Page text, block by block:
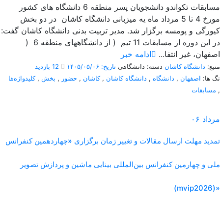
مسابقات تکواندو دانشجویان پسر منطقه 6 دانشگاه های کشور
مورخ 4 تا 5 مرداد ماه یه میزبانی دانشگاه کاشان در دو بخش
کیورگی و پومسه برگزار شد. مدیر تربیت بدنی دانشگاه کاشان گفت:
در این دوره از مسابقات 11 تیم ( از دانشگاههای منطقه 6 (
اصفهان، غیر انتفا...
ادامه خبر
منبع: دانشگاه کاشان دسته: دانشگاهی تاریخ: ۱۴۰۵/۰۵/۰۶
تگ ها: اصفهان , دانشگاه , دانشگاه کاشان ,کاشان , حضور , بخش ,کلیدواژه‌ها
مسابقات ,
۰۶ مرداد
تمدید مهلت ارسال مقالات و تغییر زمان برگزاری «چهاردهمین کنفرانس
ملی و چهارمین کنفرانس بین‌المللی بینایی ماشین و پردازش تصویر
(mvip2026)»